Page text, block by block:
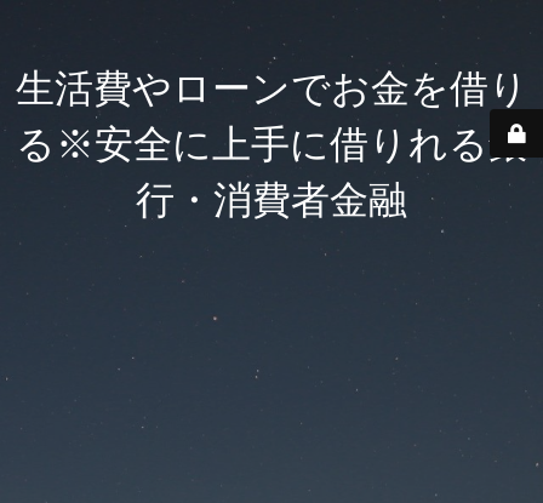
生活費やローンでお金を借り
る※安全に上手に借りれる銀
行・消費者金融